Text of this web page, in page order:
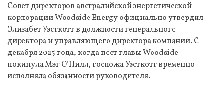
Совет директоров австралийской энергетической
корпорации Woodside Energy официально утвердил
Элизабет Уэсткотт в должности генерального
директора и управляющего директора компании. С
декабря 2025 года, когда пост главы Woodside
покинула Мэг О’Нилл, госпожа Уэсткотт временно
исполняла обязанности руководителя.